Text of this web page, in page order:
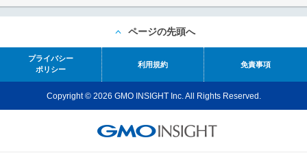
ページの先頭へ
プライバシー
ポリシー
利用規約 免責事項
Copyright © 2026 GMO INSIGHT Inc. All Rights Reserved.